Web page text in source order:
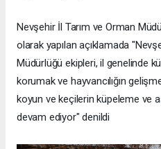
Nevşehir İl Tarım ve Orman
olarak yapılan açıklamada
Müdürlüğü ekipleri, il genelinde
korumak ve hayvancılığın
koyun ve keçilerin küpeleme ve
devam ediyor" denildi